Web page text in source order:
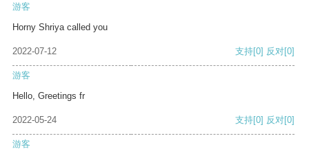
游客
Horny Shriya called you
2022-07-12 支持[0] 反对[0]
游客
Hello, Greetings fr
2022-05-24 支持[0] 反对[0]
游客